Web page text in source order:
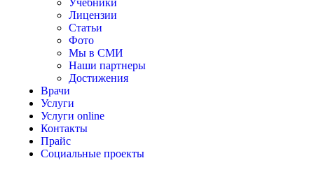
Учебники
Лицензии
Статьи
Фото
Мы в СМИ
Наши партнеры
Достижения
Врачи
Услуги
Услуги online
Контакты
Прайс
Социальные проекты